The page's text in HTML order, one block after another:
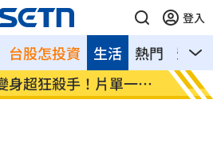
登入
台股怎投資 熱門 影音
生活
身超狂殺手！片單一次
父親
親